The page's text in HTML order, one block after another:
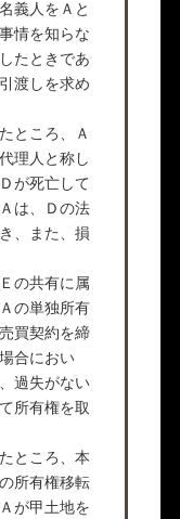
義人をＡと
情を知らな
たときであ
渡しを求め
ところ、Ａ
理人と称し
が死亡して
は、Ｄの法
、また、損
の共有に属
の単独所有
買契約を締
合におい
過失がない
所有権を取
ところ、本
所有権移転
が甲土地を